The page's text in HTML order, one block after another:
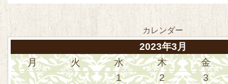
カレンダー
2023年3月
月
火 水 木 金
1 2
3